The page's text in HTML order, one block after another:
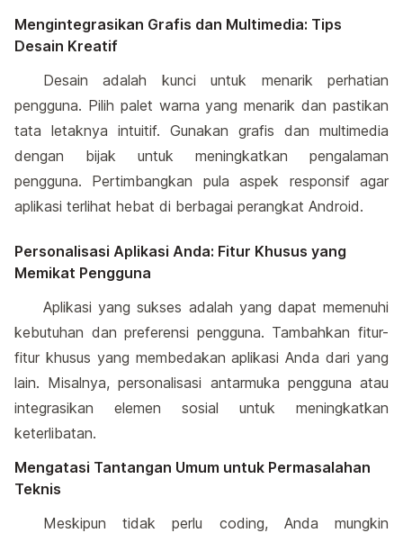
Mengintegrasikan Grafis dan Multimedia: Tips
Desain Kreatif
Desain adalah kunci untuk menarik perhatian
pengguna. Pilih palet warna yang menarik dan pastikan
tata letaknya intuitif. Gunakan grafis dan multimedia
dengan bijak untuk meningkatkan pengalaman
pengguna. Pertimbangkan pula aspek responsif agar
aplikasi terlihat hebat di berbagai perangkat Android.
Personalisasi Aplikasi Anda: Fitur Khusus yang
Memikat Pengguna
Aplikasi yang sukses adalah yang dapat memenuhi
kebutuhan dan preferensi pengguna. Tambahkan fitur-
fitur khusus yang membedakan aplikasi Anda dari yang
lain. Misalnya, personalisasi antarmuka pengguna atau
integrasikan elemen sosial untuk meningkatkan
keterlibatan.
Mengatasi Tantangan Umum untuk Permasalahan
Teknis
Meskipun tidak perlu coding, Anda mungkin